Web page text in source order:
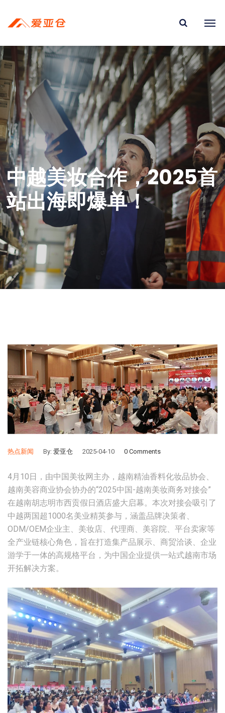
中越美妆合作，2025首
站出海即爆单！
热点新闻 By: 爱亚仓 2025-04-10 0 Comments
4月10日，由中国美妆网主办，越南精油香料化妆品协会、
越南美容商业协会协办的“2025中国-越南美妆商务对接会”
在越南胡志明市西贡假日酒店盛大启幕。本次对接会吸引了
中越两国超1000名美业精英参与，涵盖品牌决策者、
ODM/OEM企业主、美妆店、代理商、美容院、平台卖家等
全产业链核心角色，旨在打造集产品展示、商贸洽谈、企业
游学于一体的高规格平台，为中国企业提供一站式越南市场
开拓解决方案。